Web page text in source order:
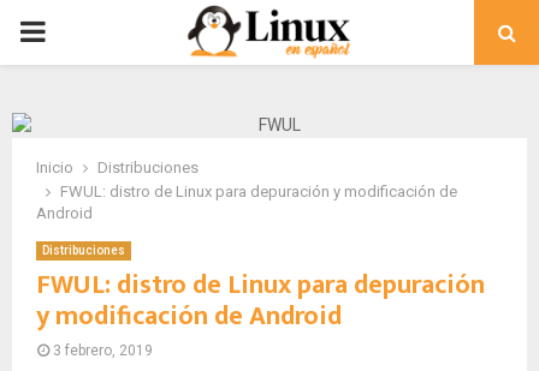
PRIMARY
Inicio
Distribuciones
FWUL: distro de Linux para depuración y modificación de
Android
Distribuciones
FWUL: distro de Linux para depuración
y modificación de Android
3 febrero, 2019